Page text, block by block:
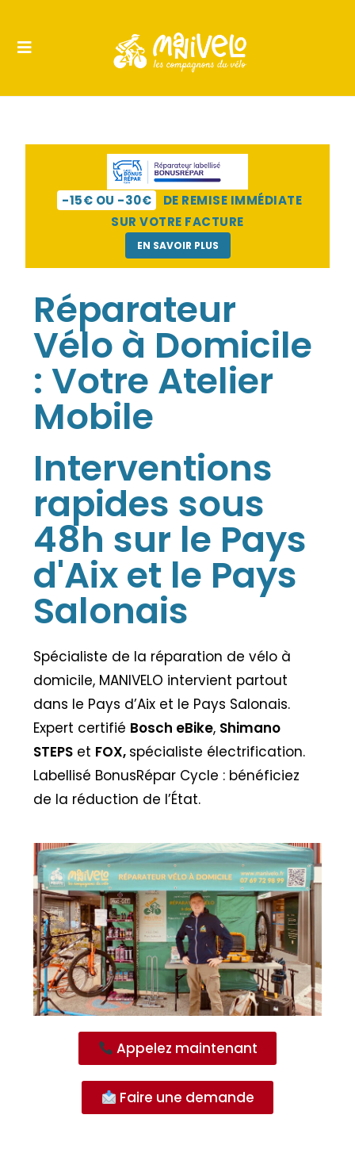
-15€ OU -30€
DE REMISE IMMÉDIATE
SUR VOTRE FACTURE
EN SAVOIR PLUS
Réparateur
Vélo à Domicile
: Votre Atelier
Mobile
Interventions
rapides sous
48h sur le Pays
d'Aix et le Pays
Salonais
Spécialiste de la réparation de vélo à
domicile, MANIVELO intervient partout
dans le Pays d’Aix et le Pays Salonais.
Expert certifié Bosch eBike, Shimano
STEPS et FOX, spécialiste électrification.
Labellisé BonusRépar Cycle : bénéficiez
de la réduction de l’État.
Appelez maintenant
Faire une demande